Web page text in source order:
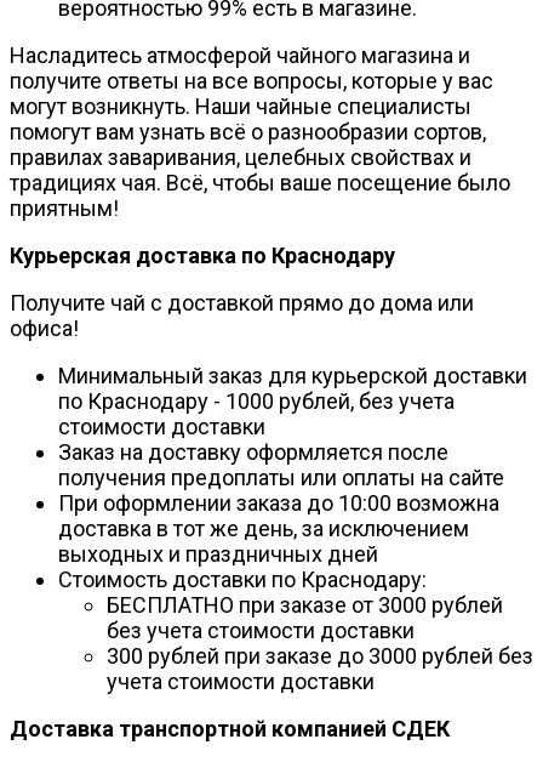
вероятностью 99% есть в магазине.
Насладитесь атмосферой чайного магазина и
получите ответы на все вопросы, которые у вас
могут возникнуть. Наши чайные специалисты
помогут вам узнать всё о разнообразии сортов,
правилах заваривания, целебных свойствах и
традициях чая. Всё, чтобы ваше посещение было
приятным!
Курьерская доставка по Краснодару
Получите чай с доставкой прямо до дома или
офиса!
Минимальный заказ для курьерской доставки
по Краснодару - 1000 рублей, без учета
стоимости доставки
Заказ на доставку оформляется после
получения предоплаты или оплаты на сайте
При оформлении заказа до 10:00 возможна
доставка в тот же день, за исключением
выходных и праздничных дней
Стоимость доставки по Краснодару:
БЕСПЛАТНО при заказе от 3000 рублей
без учета стоимости доставки
300 рублей при заказе до 3000 рублей без
учета стоимости доставки
Доставка транспортной компанией СДЕК